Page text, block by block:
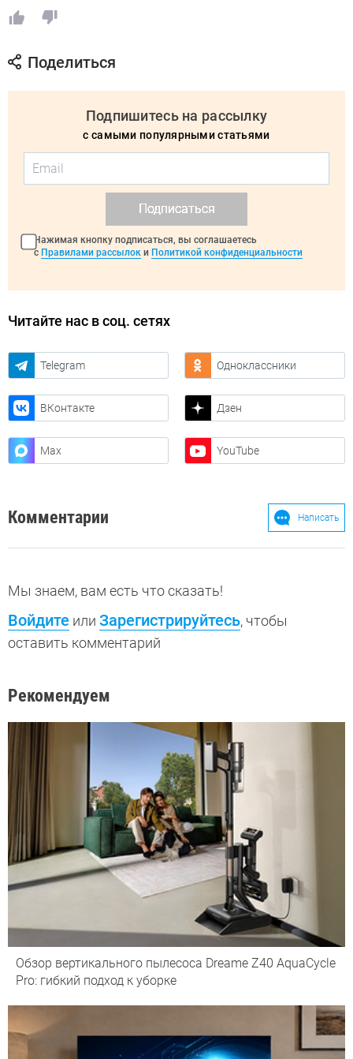
Поделиться
Подпишитесь на рассылку
с самыми популярными статьями
Подписаться
Нажимая кнопку подписаться, вы соглашаетесь
с Правилами рассылок и Политикой конфиденциальности
Читайте нас в соц. сетях
Telegram Одноклассники
ВКонтакте Дзен
Max YouTube
Комментарии Написать
Мы знаем, вам есть что сказать!
Войдите или Зарегистрируйтесь, чтобы
оставить комментарий
Рекомендуем
Обзор вертикального пылесоса Dreame Z40 AquaCycle
Pro: гибкий подход к уборке